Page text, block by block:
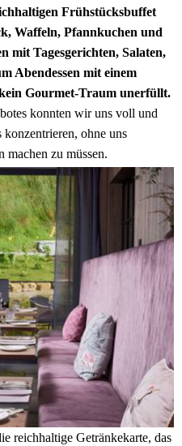
Frühstücksbuffet
Waffeln, Pfannkuchen und
mit Tagesgerichten, Salaten,
Abendessen mit einem
Gourmet-Traum unerfüllt.
konnten wir uns voll und
ohne uns
machen zu müssen.
reichhaltige Getränkekarte, das